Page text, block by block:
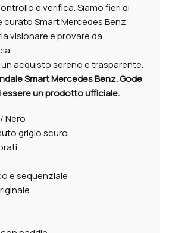
e verifica. Siamo fieri di
curato Smart Mercedes Benz.
visionare e provare da
acquisto sereno e trasparente.
Smart Mercedes Benz. Gode
un prodotto ufficiale.
Nero
grigio scuro
e sequenziale